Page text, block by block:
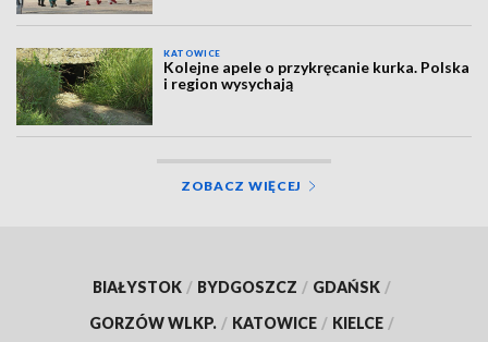
KATOWICE
Kolejne apele o przykręcanie kurka. Polska
i region wysychają
ZOBACZ WIĘCEJ
BIAŁYSTOK / BYDGOSZCZ / GDAŃSK /
GORZÓW WLKP. / KATOWICE / KIELCE /